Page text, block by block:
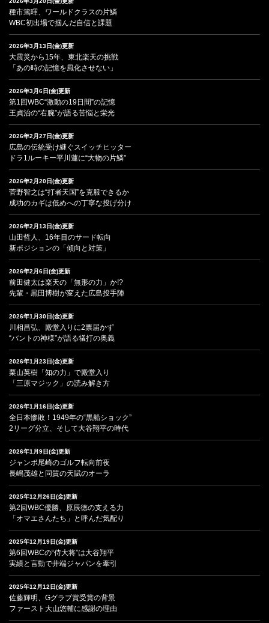
種市篤暉、ワールドクラスの片鱗
WBC初出場で掴んだ自信と課題
2026年3月13日(金)更新
大震災から15年、東北楽天の挑戦
「あの時の記憶を風化させない」
2026年3月6日(金)更新
第1回WBC“激動の19日間”の記憶
王貞治の“右腕”が語る苦悩と栄光
2026年2月27日(金)更新
広島の伝統受け継ぐスイッチヒッター
ドラ1ルーキー平川蓮に“大物の片鱗”
2026年2月20日(金)更新
菅野智之は“打者天国”を克服できるか
成功のカギは低めへの丁寧な投げ分け
2026年2月13日(金)更新
山田哲人、16年目のサード転向
新ポジションの「傾向と対策」
2026年2月6日(金)更新
前田健太は楽天の「無形の力」か!?
先輩・黒田博樹が変えた広島投手陣
2026年1月30日(金)更新
川相昌弘、殿堂入りに2票届かず
“バントの神様”が語る犠打の奥義
2026年1月23日(金)更新
栗山英樹「知の力」で殿堂入り
「三原マジック」の読み解き方
2026年1月16日(金)更新
全日本惨敗！1949年の“黒船ショック”
2リーグ分立、そして大谷翔平の時代
2026年1月9日(金)更新
ジャンボ尾崎のゴルフ転向前夜
長嶋茂雄と同質の天賦のオーラ
2025年12月26日(金)更新
第2回WBC優勝、原辰徳の支える力
「オマエさんたち」と呼んだ気配り
2025年12月19日(金)更新
第6回WBCの“侍大将”は大谷翔平
実績と言動で井端ジャパンを牽引
2025年12月12日(金)更新
佐藤輝明、Gグラブ賞受賞の背景
ファースト大山悠輔に感謝の理由